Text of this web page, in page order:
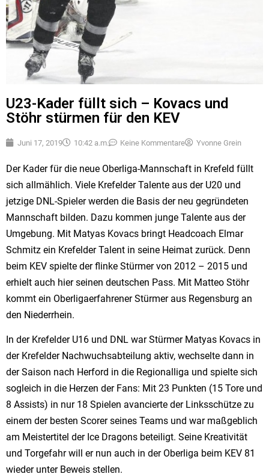
U23-Kader füllt sich – Kovacs und
Stöhr stürmen für den KEV
Juni 17, 2019 10:42 a.m. Keine Kommentare Yvonne Grein
Der Kader für die neue Oberliga-Mannschaft in Krefeld füllt
sich allmählich. Viele Krefelder Talente aus der U20 und
jetzige DNL-Spieler werden die Basis der neu gegründeten
Mannschaft bilden. Dazu kommen junge Talente aus der
Umgebung. Mit Matyas Kovacs bringt Headcoach Elmar
Schmitz ein Krefelder Talent in seine Heimat zurück. Denn
beim KEV spielte der flinke Stürmer von 2012 – 2015 und
erhielt auch hier seinen deutschen Pass. Mit Matteo Stöhr
kommt ein Oberligaerfahrener Stürmer aus Regensburg an
den Niederrhein.
In der Krefelder U16 und DNL war Stürmer Matyas Kovacs in
der Krefelder Nachwuchsabteilung aktiv, wechselte dann in
der Saison nach Herford in die Regionalliga und spielte sich
sogleich in die Herzen der Fans: Mit 23 Punkten (15 Tore und
8 Assists) in nur 18 Spielen avancierte der Linksschütze zu
einem der besten Scorer seines Teams und war maßgeblich
am Meistertitel der Ice Dragons beteiligt. Seine Kreativität
und Torgefahr will er nun auch in der Oberliga beim KEV 81
wieder unter Beweis stellen.